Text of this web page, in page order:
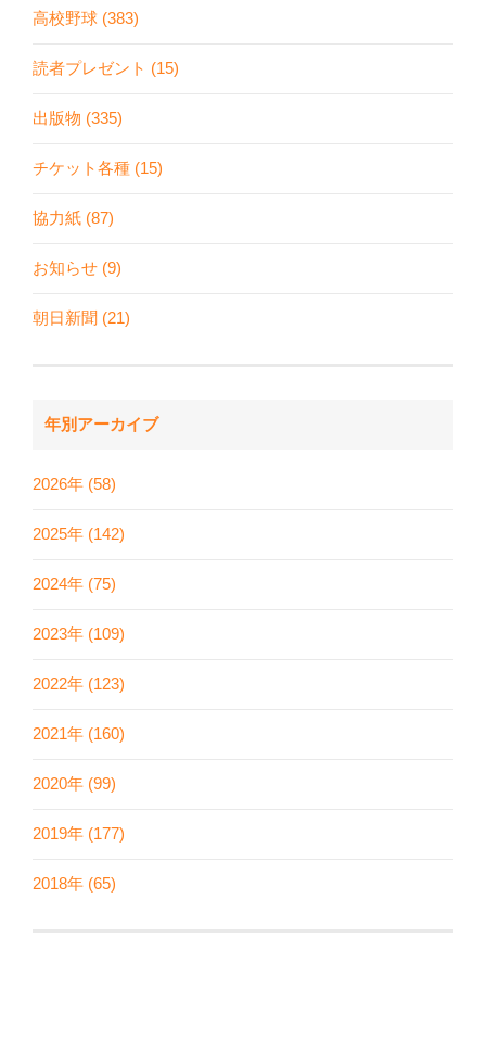
高校野球 (383)
読者プレゼント (15)
出版物 (335)
チケット各種 (15)
協力紙 (87)
お知らせ (9)
朝日新聞 (21)
年別アーカイブ
2026年 (58)
2025年 (142)
2024年 (75)
2023年 (109)
2022年 (123)
2021年 (160)
2020年 (99)
2019年 (177)
2018年 (65)